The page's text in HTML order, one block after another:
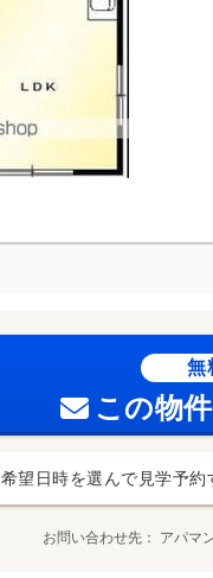
無
この物
希望日時を選んで見学予約
お問い合わせ先 アパマ